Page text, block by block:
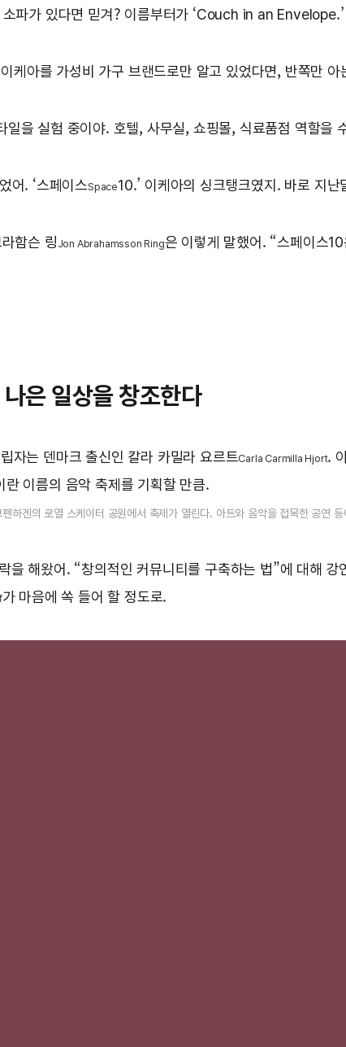
파가 있다면 믿겨? 이름부터가 ‘Couch in an
케아를 가성비 가구 브랜드로만 알고 있었다면, 반쪽만
일을 실험 중이야. 호텔, 사무실, 쇼핑몰, 식료품점 역할
어. ‘스페이스Space10.’ 이케아의 싱크탱크였지. 바로 지
함슨 링 Jon Abrahamsson Ring은 이렇게 말했어. “스페이스
은 일상을 창조한다
자는 덴마크 출신인 칼라 카밀라 요르트Carla Carmilla Hjort.
란 이름의 음악 축제를 기획할 만큼.
겐의 로열 스케이터 공원에서 축제가 열린다. 아트와 음악을 접목한 공연
을 해왔어. “창의적인 커뮤니티를 구축하는 법”에 대해
가 마음에 쏙 들어 할 정도로.